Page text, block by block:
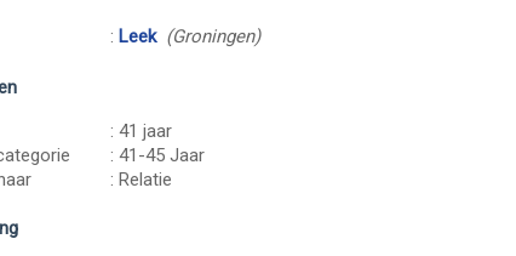
: Leek (Groningen)
: 41 jaar
: 41-45 Jaar
: Relatie